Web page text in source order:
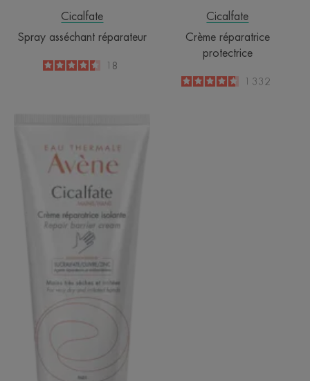
Cicalfate
Spray asséchant réparateur
4.5
/518
Cicalfate
Crème réparatrice
protectrice
4.7
/51 332
réparatrice
isolante